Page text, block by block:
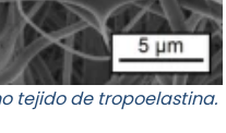
tejido de tropoelastina.